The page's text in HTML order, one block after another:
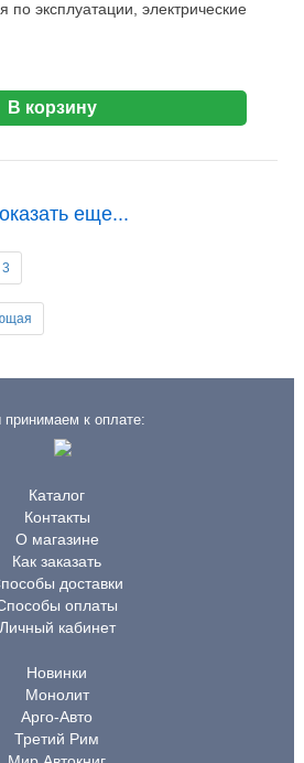
по эксплуатации, электрические
В корзину
еще...
3
к оплате:
Каталог
Контакты
О магазине
Как заказать
доставки
оплаты
Личный кабинет
Новинки
Монолит
Арго-Авто
Третий Рим